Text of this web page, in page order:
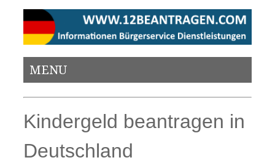
MENU
Kindergeld beantragen in
Deutschland